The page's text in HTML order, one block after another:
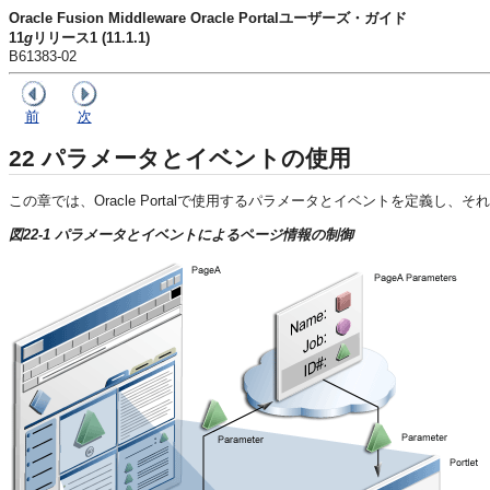
Oracle Fusion Middleware Oracle Portalユーザーズ・ガイド
11g リリース1 (11.1.1)
B61383-02
前 次
22 パラメータとイベントの使用
この章では、Oracle Portalで使用するパラメータとイベントを定義し、そ
図22-1 パラメータとイベントによるページ情報の制御